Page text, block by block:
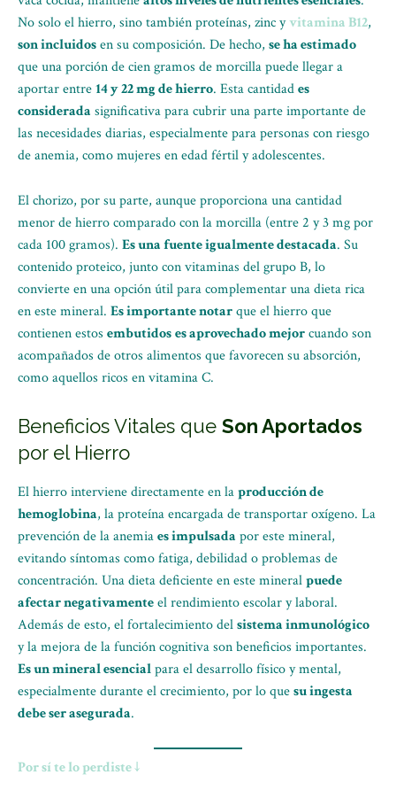
No solo el hierro, sino también proteínas, zinc yvitamina B12,
son incluidosen su composición. De hecho, se ha estimado
que una porción de cien gramos de morcilla puede llegar a
aportar entre14 y 22 mg de hierro. Esta cantidades
considerada significativa para cubrir una parte importante de
las necesidades diarias, especialmente para personas con riesgo
de anemia, como mujeres en edad fértil y adolescentes.
El chorizo, por su parte, aunque proporciona una cantidad
menor de hierro comparado con la morcilla (entre 2 y 3 mg por
cada 100 gramos). Es una fuente igualmente destacada. Su
contenido proteico, junto con vitaminas del grupo B, lo
convierte en una opción útil para complementar una dieta rica
en este mineral. Es importante notarque el hierro que
contienen estos embutidoses aprovechado mejorcuando son
acompañados de otros alimentos que favorecen su absorción,
como aquellos ricos en vitamina C.
Beneficios Vitales que Son Aportados
por el Hierro
El hierro interviene directamente en laproducción de
hemoglobina, la proteína encargada de transportar oxígeno. La
prevención de la anemiaes impulsada por este mineral,
evitando síntomas como fatiga, debilidad o problemas de
concentración. Una dieta deficiente en este mineralpuede
afectar negativamenteel rendimiento escolar y laboral.
Además de esto, el fortalecimiento delsistema inmunológico
y la mejora de la función cognitiva son beneficios importantes.
Es un mineral esencialpara el desarrollo físico y mental,
especialmente durante el crecimiento, por lo quesu ingesta
debe ser asegurada.
Por sí te lo perdiste ↓